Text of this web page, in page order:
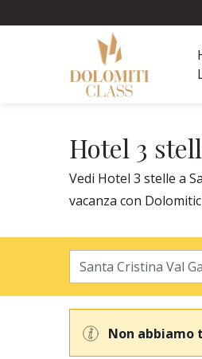
Hotel 3
Vedi Hotel 3 stelle a
vacanza con
Non